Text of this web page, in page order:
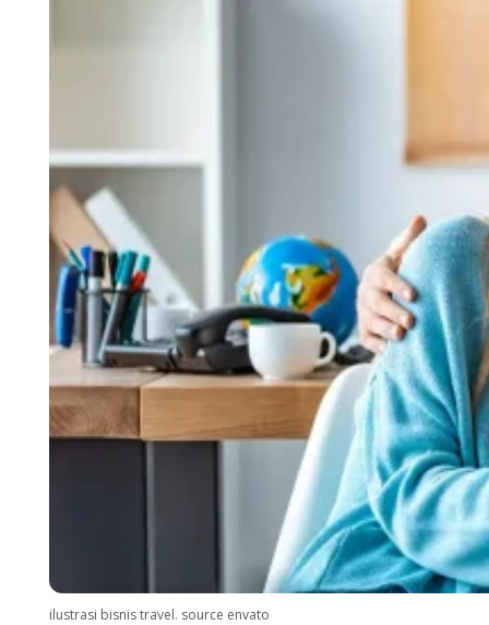
ilustrasi bisnis travel. source envato